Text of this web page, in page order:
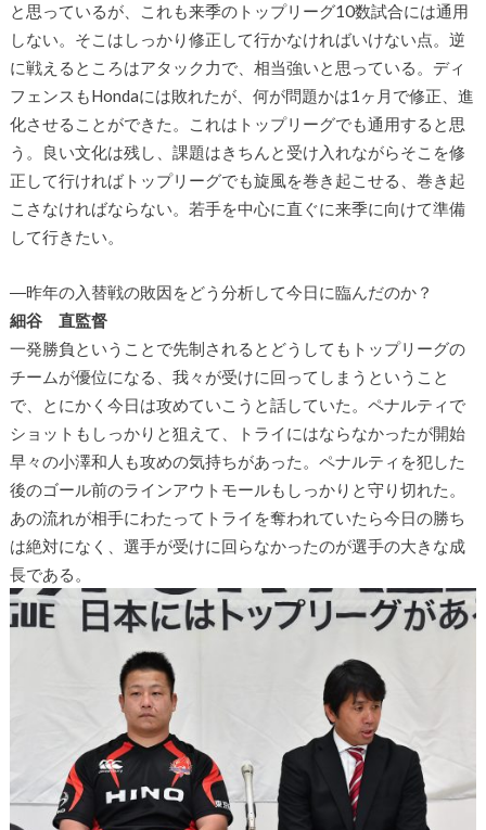
と思っているが、これも来季のトップリーグ10数試合には通用
しない。そこはしっかり修正して行かなければいけない点。逆
に戦えるところはアタック力で、相当強いと思っている。ディ
フェンスもHondaには敗れたが、何が問題かは1ヶ月で修正、進
化させることができた。これはトップリーグでも通用すると思
う。良い文化は残し、課題はきちんと受け入れながらそこを修
正して行ければトップリーグでも旋風を巻き起こせる、巻き起
こさなければならない。若手を中心に直ぐに来季に向けて準備
して行きたい。
―昨年の入替戦の敗因をどう分析して今日に臨んだのか？
細谷 直監督
一発勝負ということで先制されるとどうしてもトップリーグの
チームが優位になる、我々が受けに回ってしまうということ
で、とにかく今日は攻めていこうと話していた。ペナルティで
ショットもしっかりと狙えて、トライにはならなかったが開始
早々の小澤和人も攻めの気持ちがあった。ペナルティを犯した
後のゴール前のラインアウトモールもしっかりと守り切れた。
あの流れが相手にわたってトライを奪われていたら今日の勝ち
は絶対になく、選手が受けに回らなかったのが選手の大きな成
長である。